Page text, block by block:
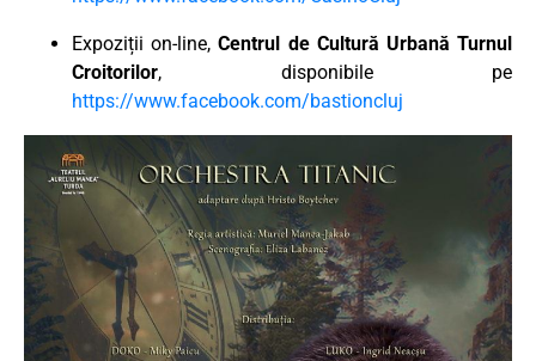
Expoziții on-line,Centrul de Cultură Urbană Turnul
Croitorilor, disponibile pe
https://www.facebook.com/bastioncluj